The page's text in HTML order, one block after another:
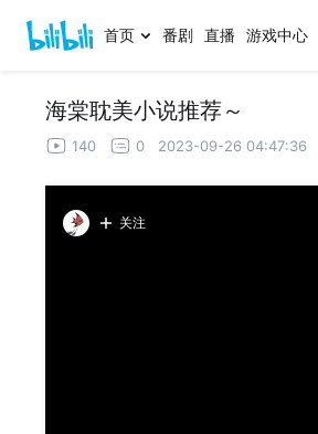
首页 番剧 直播 游戏中心
海棠耽美小说推荐～
140 0 2023-09-26 04:47:36
关注